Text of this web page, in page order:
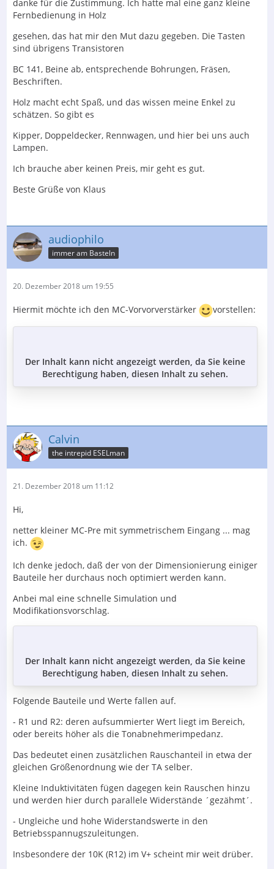
danke für die Zustimmung. Ich hatte mal eine ganz kleine
Fernbedienung in Holz
gesehen, das hat mir den Mut dazu gegeben. Die Tasten
sind übrigens Transistoren
BC 141, Beine ab, entsprechende Bohrungen, Fräsen,
Beschriften.
Holz macht echt Spaß, und das wissen meine Enkel zu
schätzen. So gibt es
Kipper, Doppeldecker, Rennwagen, und hier bei uns auch
Lampen.
Ich brauche aber keinen Preis, mir geht es gut.
Beste Grüße von Klaus
audiophilo
immer am Basteln
20. Dezember 2018 um 19:55
Hiermit möchte ich den MC-Vorvorverstärker vorstellen:
Der Inhalt kann nicht angezeigt werden, da Sie keine
Berechtigung haben, diesen Inhalt zu sehen.
Calvin
the intrepid ESELman
21. Dezember 2018 um 11:12
Hi,
netter kleiner MC-Pre mit symmetrischem Eingang ... mag
ich.
Ich denke jedoch, daß der von der Dimensionierung einiger
Bauteile her durchaus noch optimiert werden kann.
Anbei mal eine schnelle Simulation und
Modifikationsvorschlag.
Der Inhalt kann nicht angezeigt werden, da Sie keine
Berechtigung haben, diesen Inhalt zu sehen.
Folgende Bauteile und Werte fallen auf.
- R1 und R2: deren aufsummierter Wert liegt im Bereich,
oder bereits höher als die Tonabnehmerimpedanz.
Das bedeutet einen zusätzlichen Rauschanteil in etwa der
gleichen Größenordnung wie der TA selber.
Kleine Induktivitäten fügen dagegen kein Rauschen hinzu
und werden hier durch parallele Widerstände ´gezähmt´.
- Ungleiche und hohe Widerstandswerte in den
Betriebsspannugszuleitungen.
Insbesondere der 10K (R12) im V+ scheint mir weit drüber.